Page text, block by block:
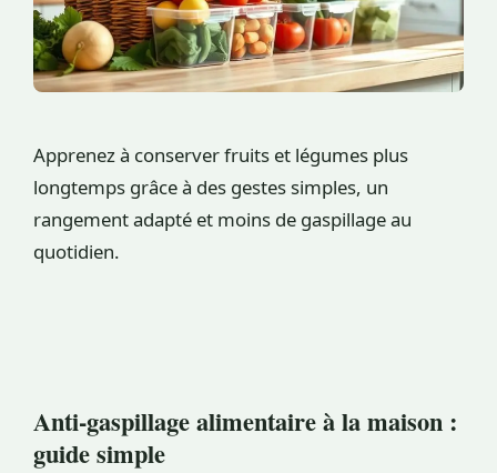
Apprenez à conserver fruits et légumes plus
longtemps grâce à des gestes simples, un
rangement adapté et moins de gaspillage au
quotidien.
Anti-gaspillage alimentaire à la maison :
guide simple